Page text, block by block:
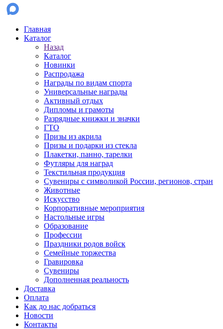
Главная
Каталог
Назад
Каталог
Новинки
Распродажа
Награды по видам спорта
Универсальные награды
Активный отдых
Дипломы и грамоты
Разрядные книжки и значки
ГТО
Призы из акрила
Призы и подарки из стекла
Плакетки, панно, тарелки
Футляры для наград
Текстильная продукция
Сувениры с символикой России, регионов, стран
Животные
Искусство
Корпоративные мероприятия
Настольные игры
Образование
Профессии
Праздники родов войск
Семейные торжества
Гравировка
Сувениры
Дополненная реальность
Доставка
Оплата
Как до нас добраться
Новости
Контакты